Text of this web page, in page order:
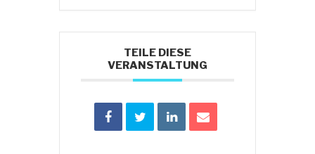
TEILE DIESE
VERANSTALTUNG